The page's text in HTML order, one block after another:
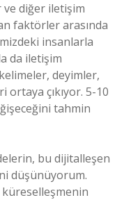
diğer iletişim
faktörler arasında
insanlarla
da iletişim
deyimler,
ortaya çıkıyor. 5-10
tahmin
bu dijitalleşen
düşünüyorum.